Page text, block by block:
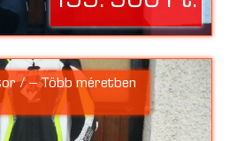
/ – Több méretben